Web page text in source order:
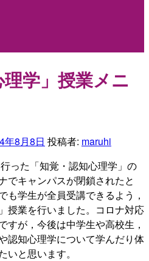
理学」授業メニ
年8月8日 投稿者: maruhi
った「知覚・認知心理学」 の
でキャンパスが閉鎖されたと
も学生が全員受講できるよう，
授業を行いました。コロナ対応
すが，今後は中学生や高校生，
認知心理学について学んだり体
と思います。